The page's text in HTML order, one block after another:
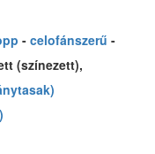
- celofánszerű -
(színezett),